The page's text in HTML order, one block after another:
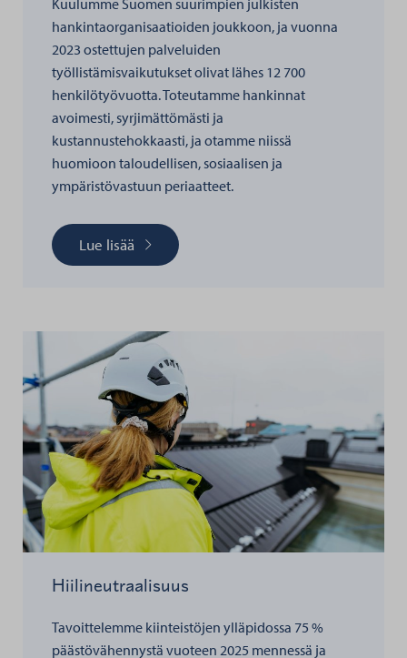
Kuulumme Suomen suurimpien julkisten
hankintaorganisaatioiden joukkoon, ja vuonna
2023 ostettujen palveluiden
työllistämisvaikutukset olivat lähes 12 700
henkilötyövuotta. Toteutamme hankinnat
avoimesti, syrjimättömästi ja
kustannustehokkaasti, ja otamme niissä
huomioon taloudellisen, sosiaalisen ja
ympäristövastuun periaatteet.
Lue lisää
Hiilineutraalisuus
Tavoittelemme kiinteistöjen ylläpidossa 75 %
päästövähennystä vuoteen 2025 mennessä ja